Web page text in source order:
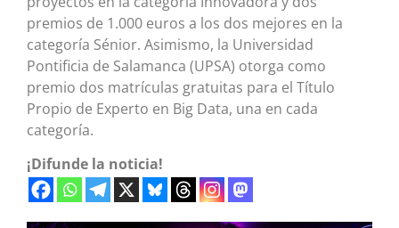
premios de 1.000 euros a los dos mejores en la
categoría Sénior. Asimismo, la Universidad
Pontificia de Salamanca (UPSA) otorga como
premio dos matrículas gratuitas para el Título
Propio de Experto en Big Data, una en cada
categoría.
¡Difunde la noticia!